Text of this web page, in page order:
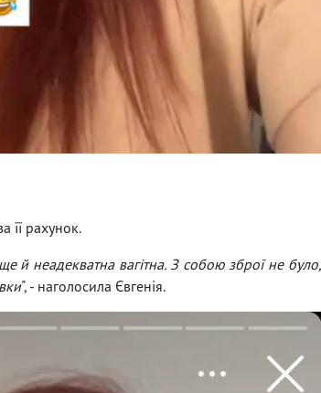
її рахунок.
й неадекватна вагітна. З собою зброї не було,
", - наголосила Євгенія.